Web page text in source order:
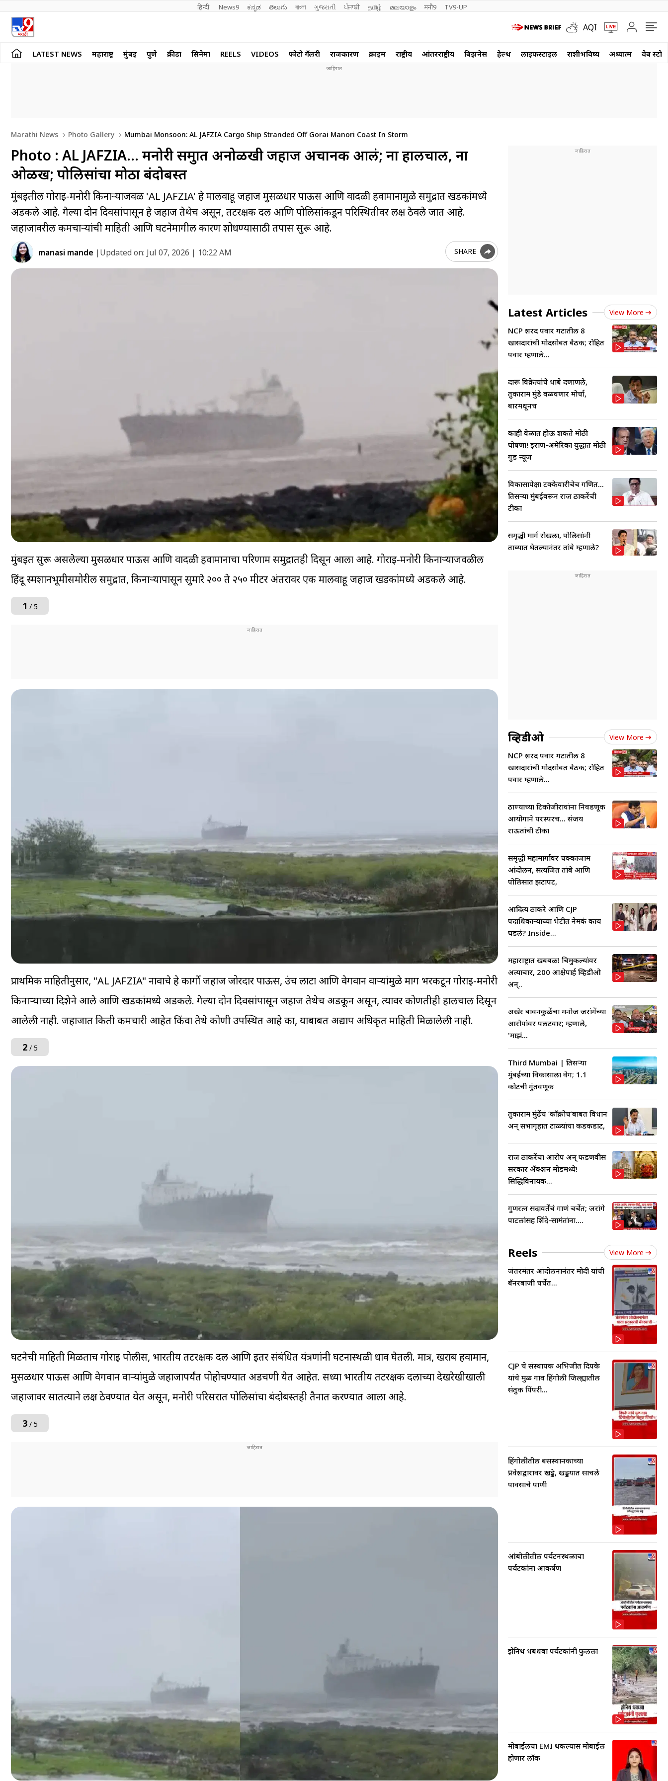
हिन्दी News9 ಕನ್ನಡ తెలుగు বাংলা ગુજરાતી ਪੰਜਾਬੀ தமிழ் മലയാളം मनी9 TV9-UP
AQI
LATEST NEWS महाराष्ट्र मुंबई पुणे क्रीडा सिनेमा REELS VIDEOS फोटो गॅलरी राजकारण क्राईम राष्ट्रीय आंतरराष्ट्रीय बिझनेस हेल्थ लाईफस्टाईल राशीभविष्य अध्यात्म वेब
Marathi News Photo Gallery Mumbai Monsoon: AL JAFZIA Cargo Ship Stranded Off Gorai Manori Coast In Storm
Photo : AL JAFZIA… मनोरी समुद्रात अनोळखी जहाज अचानक आलं; ना हालचाल, ना
ओळख; पोलिसांचा मोठा बंदोबस्त
मुंबईतील गोराई-मनोरी किनाऱ्याजवळ 'AL JAFZIA' हे मालवाहू जहाज मुसळधार पाऊस आणि वादळी हवामानामुळे समुद्रात खडकांमध्ये
अडकले आहे. गेल्या दोन दिवसांपासून हे जहाज तेथेच असून, तटरक्षक दल आणि पोलिसांकडून परिस्थितीवर लक्ष ठेवले जात आहे.
जहाजावरील कर्मचाऱ्यांची माहिती आणि घटनेमागील कारण शोधण्यासाठी तपास सुरू आहे.
manasi mande |Updated on: Jul 07, 2026 | 10:22 AM SHARE
मुंबईत सुरू असलेल्या मुसळधार पाऊस आणि वादळी हवामानाचा परिणाम समुद्रातही दिसून आला आहे. गोराई-मनोरी किनाऱ्याजवळील
हिंदू स्मशानभूमीसमोरील समुद्रात, किनाऱ्यापासून सुमारे २०० ते २५० मीटर अंतरावर एक मालवाहू जहाज खडकांमध्ये अडकले आहे.
1 / 5
प्राथमिक माहितीनुसार, "AL JAFZIA" नावाचे हे कार्गो जहाज जोरदार पाऊस, उंच लाटा आणि वेगवान वाऱ्यांमुळे मार्ग भरकटून गोराई-मनोरी
किनाऱ्याच्या दिशेने आले आणि खडकांमध्ये अडकले. गेल्या दोन दिवसांपासून जहाज तेथेच अडकून असून, त्यावर कोणतीही हालचाल दिसून
आलेली नाही. जहाजात किती कर्मचारी आहेत किंवा तेथे कोणी उपस्थित आहे का, याबाबत अद्याप अधिकृत माहिती मिळालेली नाही.
2/ 5
घटनेची माहिती मिळताच गोराई पोलीस, भारतीय तटरक्षक दल आणि इतर संबंधित यंत्रणांनी घटनास्थळी धाव घेतली. मात्र, खराब हवामान,
मुसळधार पाऊस आणि वेगवान वाऱ्यांमुळे जहाजापर्यंत पोहोचण्यात अडचणी येत आहेत. सध्या भारतीय तटरक्षक दलाच्या देखरेखीखाली
जहाजावर सातत्याने लक्ष ठेवण्यात येत असून, मनोरी परिसरात पोलिसांचा बंदोबस्तही तैनात करण्यात आला आहे.
3/ 5
Latest Articles View More
NCP शरद पवार गटातील 8
खासदारांची मोदींसोबत बैठक; रोहित
पवार म्हणाले...
दारू विक्रेत्यांचे धाबे दणाणले,
तुकाराम मुंडे वळवणार मोर्चा,
बारमधूनच
काही वेळात होऊ शकते मोठी
घोषणा! इराण-अमेरिका युद्धात मोठी
गुड न्यूज
विकासापेक्षा टक्केवारीचेच गणित...
तिसऱ्या मुंबईवरून राज ठाकरेंची
टीका
समृद्धी मार्ग रोखला, पोलिसांनी
ताब्यात घेतल्यानंतर तांबे म्हणाले?
व्हिडीओ View More
NCP शरद पवार गटातील 8
खासदारांची मोदींसोबत बैठक; रोहित
पवार म्हणाले...
ठाण्याच्या टिकोजीरावांना निवडणूक
आयोगाने परस्परच... संजय
राऊतांची टीका
समृद्धी महामार्गावर चक्काजाम
आंदोलन, सत्यजित तांबे आणि
पोलिसात झटापट,
आदित्य ठाकरे आणि CJP
पदाधिकाऱ्यांच्या भेटीत नेमकं काय
घडलं? Inside...
महाराष्ट्रात खबबळ! चिमुकल्यांवर
अत्याचार, 200 आक्षेपार्ह व्हिडीओ
अन्..
अखेर बावनकुळेंचा मनोज जरांगेंच्या
आरोपांवर पलटवार; म्हणाले,
'माझं...
Third Mumbai | तिसऱ्या
मुंबईच्या विकासाला वेग; 1.1
कोटींची गुंतवणूक
तुकाराम मुंढेंचं ‘कॉक्रोच’बाबत विधान
अन् सभागृहात टाळ्यांचा कडकडाट,
राज ठाकरेंचा आरोप अन् फडणवीस
सरकार ॲक्शन मोडमध्ये!
सिद्धिविनायक...
गुणरत्न सदावर्तेंचं गाणं चर्चेत; जरांगे
पाटलांसह शिंदे-सामंतांना....
Reels View More
जंतरमंतर आंदोलनानंतर मोदी यांची
बॅनरबाजी चर्चेत...
CJP चे संस्थापक अभिजीत दिपके
यांचे मुळ गाव हिंगोली जिल्ह्यातील
संतुक पिंपरी...
हिंगोलीतील बसस्थानकाच्या
प्रवेशद्वारावर खड्डे, खड्डयात साचले
पावसाचे पाणी
आंबोलीतील पर्यटनस्थळाचा
पर्यटकांना आकर्षण
झेनिथ धबधबा पर्यटकांनी फुलला
मोबाईलचा EMI थकल्यास मोबाईल
होणार लॉक